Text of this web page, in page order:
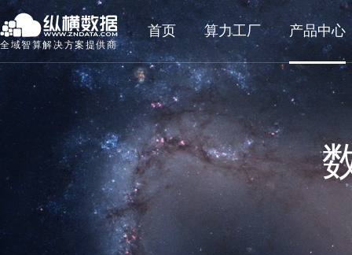
全域智算解决方案提供商
首页 算力工厂 产品中心